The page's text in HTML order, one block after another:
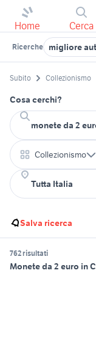
Home Cerca
Ricerche migliore
Subito Collezionismo
Cosa cerchi?
Collezionismo
Salva ricerca
762 risultati
Monete da 2 euro in